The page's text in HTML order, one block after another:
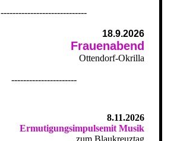
-----------------------------
18.9.2026
Frauenabend
Ottendorf-Okrilla
----------------------
8.11.2026
Ermutigungsimpulsemit Musik
zum Blaukreuztag